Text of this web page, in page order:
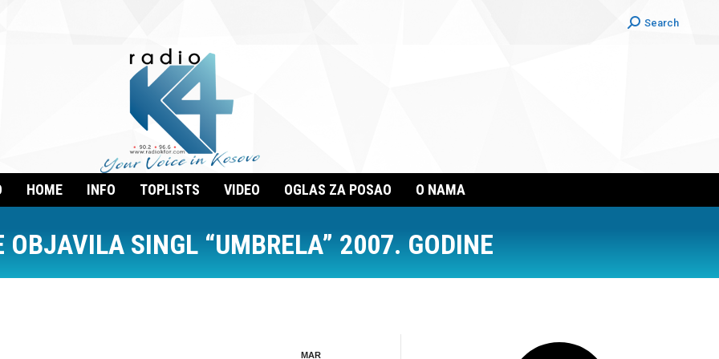
Search:
Search
HOME INFO TOPLISTS VIDEO OGLAS ZA POSAO O NAMA
SINGL “UMBRELA” 2007. GODINE
MAR